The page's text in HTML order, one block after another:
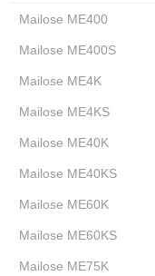
Mailose ME400
Mailose ME400S
Mailose ME4K
Mailose ME4KS
Mailose ME40K
Mailose ME40KS
Mailose ME60K
Mailose ME60KS
Mailose ME75K